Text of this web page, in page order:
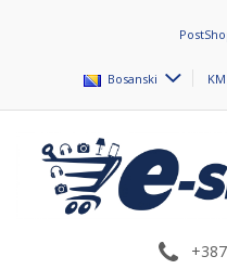
Bosanski KM